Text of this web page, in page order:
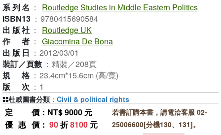
系列名 ：
Routledge Studies in Middle Eastern Politics
ISBN13 ： 9780415690584
出版社 ：
Routledge UK
作者 ： Giacomina De Bona
出版日 ： 2012/03/01
裝訂／頁數 ： 精裝／208頁
規格 ： 23.4cm*15.6cm (高/寬)
版次 ： 1
定價 ：NT$ 9000 元
優惠價 ： 90折8100 元
若需訂購本書，請電洽客服 02-
25006600[分機130、131]。
杜威圖書分類 ： Civil & political rights